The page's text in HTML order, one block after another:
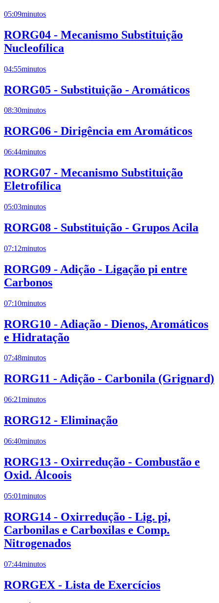
05:09minutos
RORG04 - Mecanismo Substituição
Nucleofílica
04:55minutos
RORG05 - Substituição - Aromáticos
08:30minutos
RORG06 - Dirigência em Aromáticos
06:44minutos
RORG07 - Mecanismo Substituição
Eletrofílica
05:03minutos
RORG08 - Substituição - Grupos Acila
07:12minutos
RORG09 - Adição - Ligação pi entre
Carbonos
07:10minutos
RORG10 - Adiação - Dienos, Aromáticos
e Hidratação
07:48minutos
RORG11 - Adição - Carbonila (Grignard)
06:21minutos
RORG12 - Eliminação
06:40minutos
RORG13 - Oxirredução - Combustão e
Oxid. Álcoois
05:01minutos
RORG14 - Oxirredução - Lig. pi,
Carbonilas e Carboxilas e Comp.
Nitrogenados
07:44minutos
RORGEX - Lista de Exercícios